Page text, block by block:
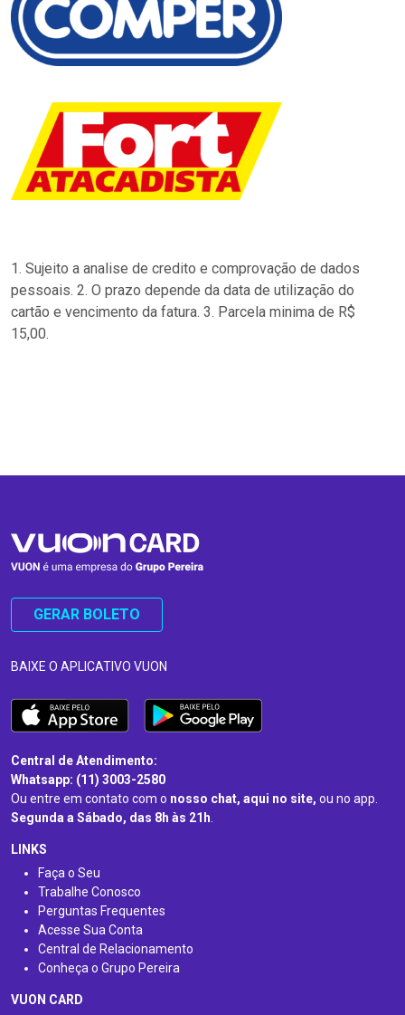
1. Sujeito a analise de credito e comprovação de dados
pessoais. 2. O prazo depende da data de utilização do
cartão e vencimento da fatura. 3. Parcela minima de R$
15,00.
GERAR BOLETO
BAIXE O APLICATIVO VUON
Central de Atendimento:
Whatsapp: (11) 3003-2580
Ou entre em contato com o nosso chat, aqui no site, ou no app.
Segunda a Sábado, das 8h às 21h.
LINKS
Faça o Seu
Trabalhe Conosco
Perguntas Frequentes
Acesse Sua Conta
Central de Relacionamento
Conheça o Grupo Pereira
VUON CARD